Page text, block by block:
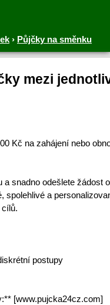
› Půjčky na směnku
mezi
Kč na zahájení nebo
a snadno odešlete žádost
spolehlivé a
postupy
[www.pujcka24cz.com]